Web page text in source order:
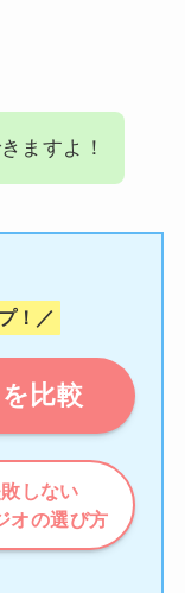
ますよ！
！／
比較
しない
オの選び方